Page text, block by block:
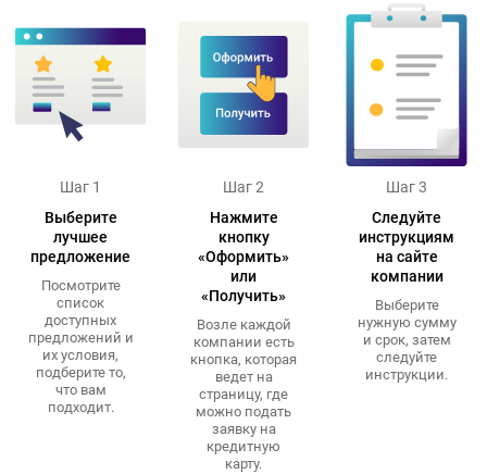
Шаг 1
Выберите
лучшее
предложение
Посмотрите
список
доступных
предложений и
их условия,
подберите то,
что вам
подходит.
Шаг 2
Нажмите
кнопку
«Оформить»
или
«Получить»
Возле каждой
компании есть
кнопка, которая
ведет на
страницу, где
можно подать
заявку на
кредитную
карту.
Шаг 3
Следуйте
инструкциям
на сайте
компании
Выберите
нужную сумму
и срок, затем
следуйте
инструкции.